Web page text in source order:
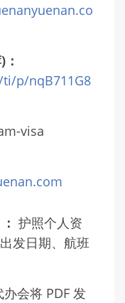
p/nqB711G8
visa
护照个人资
发日期、航班
办会将 PDF 发